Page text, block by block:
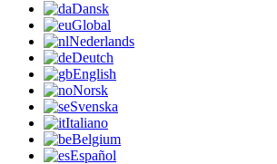
Dansk
Global
Nederlands
Deutch
English
Norsk
Svenska
Italiano
Belgium
Español